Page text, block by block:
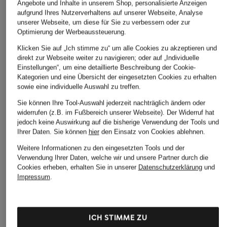
CHF 149 CHF 190
Ursprünglich:CHF 335
CHF 129
Weitere Kategorien
Abendkleider
Anzüge für Herren
Bikinis für Damen
Kleider
Lederjacken für Damen
Leinenhosen für Herren
Angebote und Inhalte in unserem Shop, personalisierte Anzeigen
aufgrund Ihres Nutzerverhaltens auf unserer Webseite, Analyse
unserer Webseite, um diese für Sie zu verbessern oder zur
Optimierung der Werbeaussteuerung.
Klicken Sie auf „Ich stimme zu“ um alle Cookies zu akzeptieren und
direkt zur Webseite weiter zu navigieren; oder auf „Individuelle
Einstellungen“, um eine detaillierte Beschreibung der Cookie-
Kategorien und eine Übersicht der eingesetzten Cookies zu erhalten
sowie eine individuelle Auswahl zu treffen.
Sie können Ihre Tool-Auswahl jederzeit nachträglich ändern oder
widerrufen (z.B. im Fußbereich unserer Webseite). Der Widerruf hat
jedoch keine Auswirkung auf die bisherige Verwendung der Tools und
Ihrer Daten. Sie können hierden Einsatz von Cookies ablehnen.
Weitere Informationen zu den eingesetzten Tools und der
Verwendung Ihrer Daten, welche wir und unsere Partner durch die
Cookies erheben, erhalten Sie in unserer Datenschutzerklärungund
Impressum.
ICH STIMME ZU